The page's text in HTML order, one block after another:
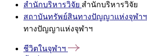
สำนักบริหารวิจัย สำนักบริหารวิจัย
สถาบันทรัพย์สินทางปัญญาแห่งจุฬาฯ
ทางปัญญาแห่งจุฬาฯ
ชีวิตในจุฬาฯ